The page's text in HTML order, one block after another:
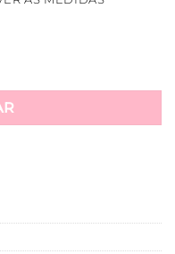
e Cinto Faixa Caroline